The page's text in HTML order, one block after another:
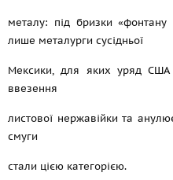
металу: під бризки
лише металурги сусідньої
Мексики, для яких уряд США
ввезення
листової нержавійки та
смуги
стали цією категорією.